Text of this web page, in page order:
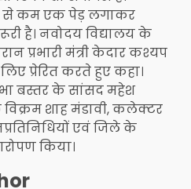
से कम एक पेड़ लगाकर
है। नवोदय विद्यालय के
प्रभारी मंत्री केदार कश्यप
प्रेरित करते हुए कहा।
बस्तर के सांसद महेश
शाह मंडावी, कलेक्टर
एवं जिले के
किया।